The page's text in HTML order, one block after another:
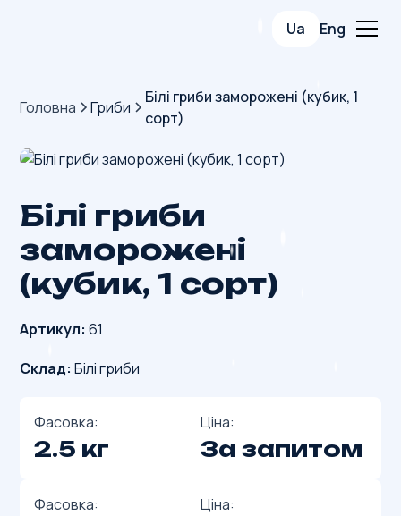
Ua Eng
Головна Гриби
Білі гриби заморожені (кубик, 1
сорт)
Білі гриби
заморожені
(кубик, 1 сорт)
Артикул:61
Склад:Білі гриби
Фасовка:
2.5 кг
Ціна:
За запитом
Фасовка: Ціна: